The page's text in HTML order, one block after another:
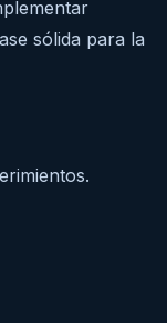
sólida para la